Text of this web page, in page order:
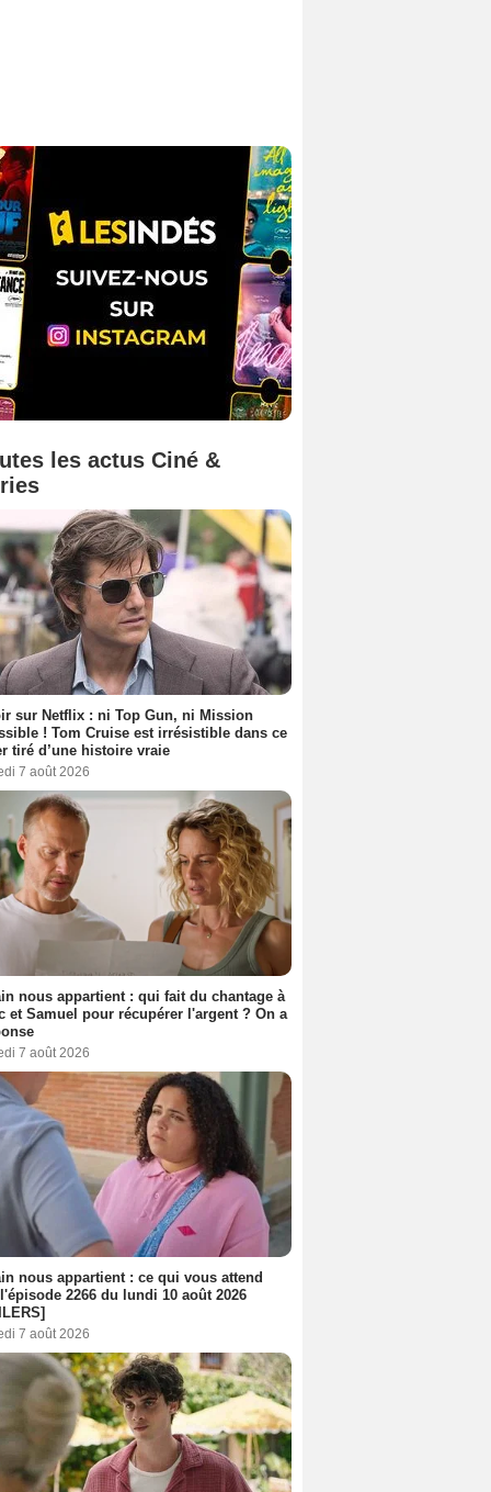
les actus Ciné &
sur Netflix : ni Top Gun, ni Mission
! Tom Cruise est irrésistible dans ce
tiré d’une histoire vraie
7 août 2026
nous appartient : qui fait du chantage à
et Samuel pour récupérer l'argent ? On a
7 août 2026
nous appartient : ce qui vous attend
2266 du lundi 10 août 2026
7 août 2026